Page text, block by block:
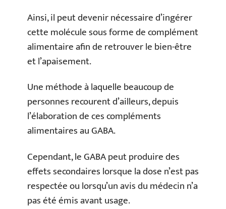
Ainsi, il peut devenir nécessaire d’ingérer
cette molécule sous forme de complément
alimentaire afin de retrouver le bien-être
et l’apaisement.
Une méthode à laquelle beaucoup de
personnes recourent d’ailleurs, depuis
l’élaboration de ces compléments
alimentaires au GABA.
Cependant, le GABA peut produire des
effets secondaires lorsque la dose n’est pas
respectée ou lorsqu’un avis du médecin n’a
pas été émis avant usage.